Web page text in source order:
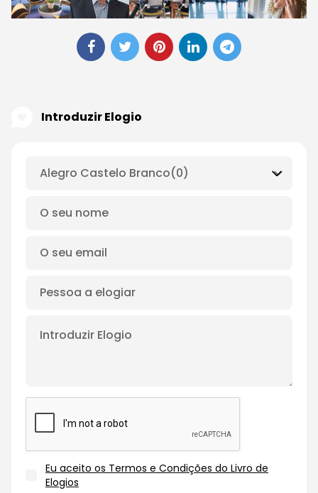
Introduzir Elogio
Eu aceito os Termos e Condições do Livro de
Elogios